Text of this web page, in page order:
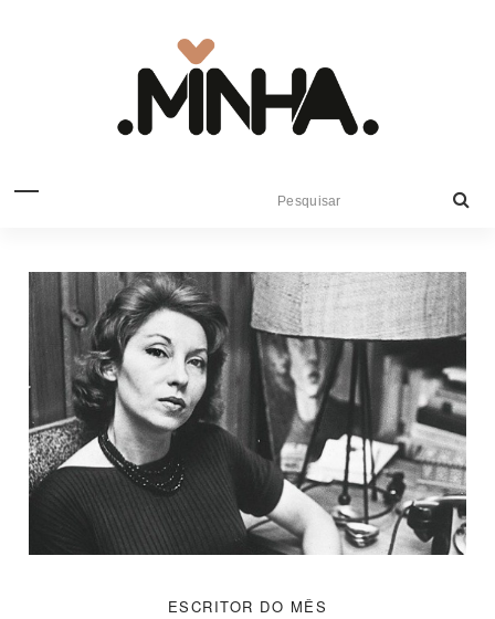
ESCRITOR DO MÊS